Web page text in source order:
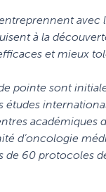
entreprennent
à la
et mieux
pointe sont
études
académiques
d’oncologie
de 60 protocoles